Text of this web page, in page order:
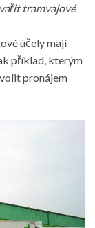
tramvajové
účely mají
příklad, kterým
pronájem